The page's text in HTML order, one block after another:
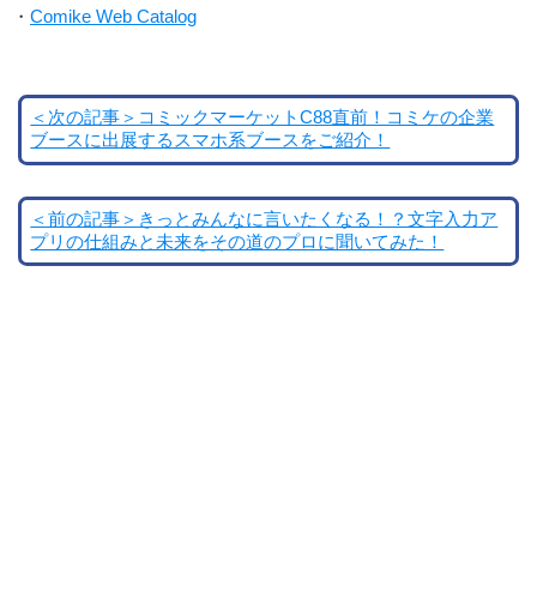
・ Comike Web Catalog
＜次の記事＞コミックマーケットC88直前！コミケの企業
ブースに出展するスマホ系ブースをご紹介！
＜前の記事＞きっとみんなに言いたくなる！？文字入力ア
プリの仕組みと未来をその道のプロに聞いてみた！